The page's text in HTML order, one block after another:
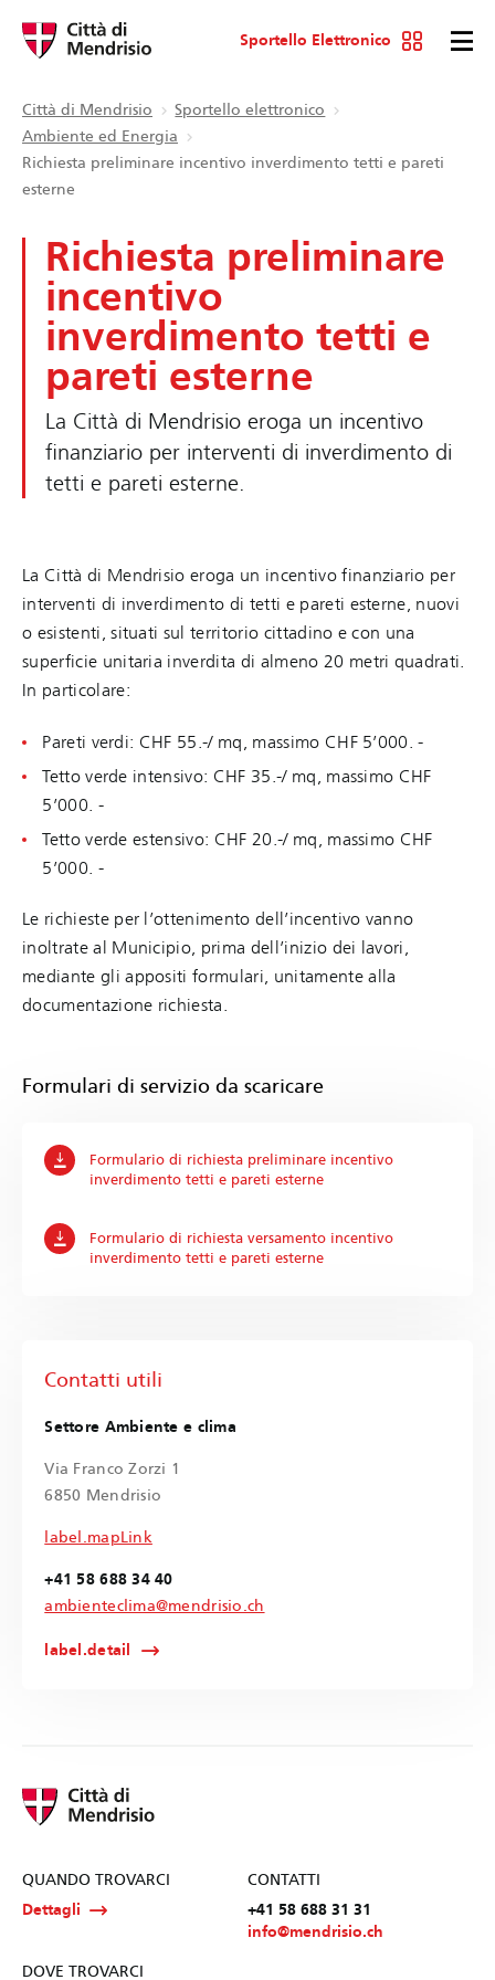
Sportello Elettronico
Città di Mendrisio
Sportello elettronico
Ambiente ed Energia
Richiesta preliminare incentivo inverdimento tetti e pareti
esterne
Richiesta preliminare
incentivo
inverdimento tetti e
pareti esterne
La Città di Mendrisio eroga un incentivo
finanziario per interventi di inverdimento di
tetti e pareti esterne.
La Città di Mendrisio eroga un incentivo finanziario per
interventi di inverdimento di tetti e pareti esterne, nuovi
o esistenti, situati sul territorio cittadino e con una
superficie unitaria inverdita di almeno 20 metri quadrati.
In particolare:
Pareti verdi: CHF 55.-/ mq, massimo CHF 5’000. -
Tetto verde intensivo: CHF 35.-/ mq, massimo CHF
5’000. -
Tetto verde estensivo: CHF 20.-/ mq, massimo CHF
5’000. -
Le richieste per l’ottenimento dell’incentivo vanno
inoltrate al Municipio, prima dell’inizio dei lavori,
mediante gli appositi formulari, unitamente alla
documentazione richiesta.
Formulari di servizio da scaricare
Formulario di richiesta preliminare incentivo
inverdimento tetti e pareti esterne
Formulario di richiesta versamento incentivo
inverdimento tetti e pareti esterne
Contatti utili
Settore Ambiente e clima
Via Franco Zorzi 1
6850 Mendrisio
label.mapLink
+41 58 688 34 40
ambienteclima@mendrisio.ch
label.detail
QUANDO TROVARCI
Dettagli
CONTATTI
+41 58 688 31 31
info@mendrisio.ch
DOVE TROVARCI